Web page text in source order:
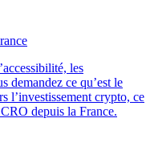
les
demandez ce qu’est le
l’investissement crypto, ce
depuis la France.